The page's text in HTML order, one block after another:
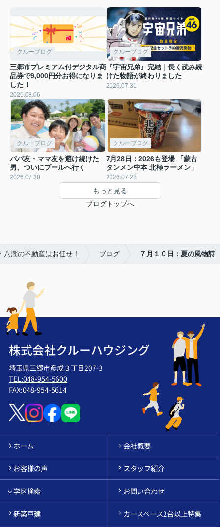
クルーブログ
三郷市プレミアム付デジタル商
品券で9,000円分お得になりま
した！
2026.08.06
クルーブログ
『宇宙兄弟』完結｜長く読み続
けた物語が終わりました
2026.07.31
クルーブログ
パパ友・ママ友を避け続けた
男、ついにプールへ行く
2026.07.30
クルーブログ
7月28日：2026も登場 「蒙古
タンメン中本 北極ラーメン」
2026.07.28
もっと見る
ブログトップへ
潮の不動産はお任せ！ ブログ ７月１０日：夏の風物詩
株式会社クルーハウジング
埼玉県三郷市彦成３丁目207-3
TEL:048-954-5600
FAX:048-954-5614
ホーム 会社概要
お客様の声 スタッフ紹介
学区検索 お問い合わせ
新築戸建 カースペース2台以上特集